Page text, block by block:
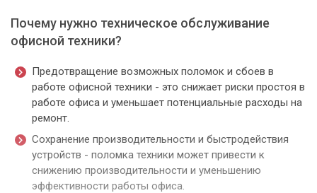
Почему нужно техническое обслуживание
офисной техники?
Предотвращение возможных поломок и сбоев в
работе офисной техники - это снижает риски простоя в
работе офиса и уменьшает потенциальные расходы на
ремонт.
Сохранение производительности и быстродействия
устройств - поломка техники может привести к
снижению производительности и уменьшению
эффективности работы офиса.